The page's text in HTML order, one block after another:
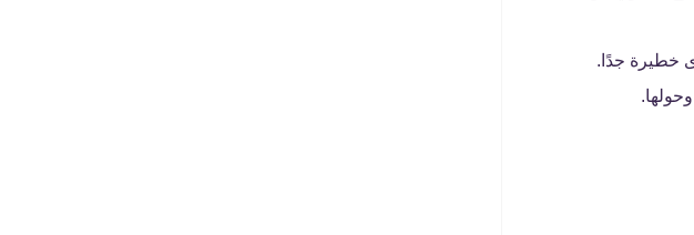
خطيرة جدًا.